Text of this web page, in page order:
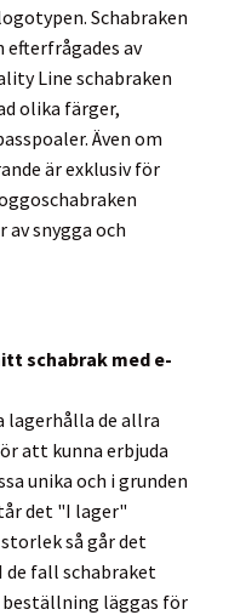
Schabraken
av
Line schabraken
olika färger,
Även om
är exklusiv för
snygga och
schabrak med e-
lagerhålla de allra
att kunna erbjuda
unika och i grunden
det "I lager"
så går det
fall schabraket
läggas för